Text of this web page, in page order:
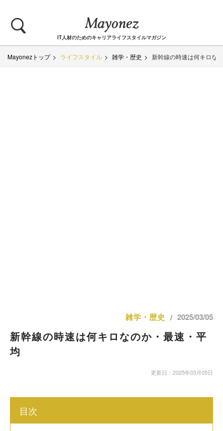
IT人材のためのキャリアライフスタイルマガジン
Mayonezトップ ライフスタイル 雑学・歴史 新幹線の時速は何キロな
雑学・歴史 / 2025/03/05
新幹線の時速は何キロなのか・最速・平
均
更新日：2025年03月05日
目次